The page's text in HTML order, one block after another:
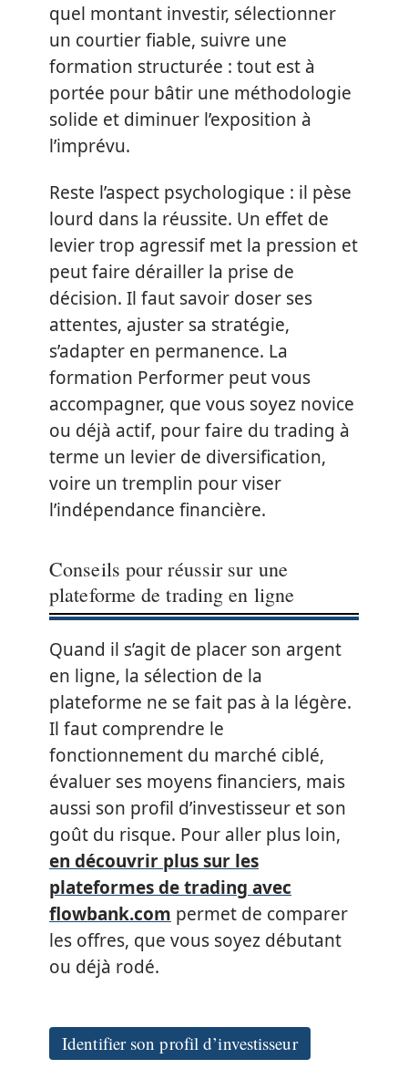
quel montant investir, sélectionner
un courtier fiable, suivre une
formation structurée : tout est à
portée pour bâtir une méthodologie
solide et diminuer l’exposition à
l’imprévu.
Reste l’aspect psychologique : il pèse
lourd dans la réussite. Un effet de
levier trop agressif met la pression et
peut faire dérailler la prise de
décision. Il faut savoir doser ses
attentes, ajuster sa stratégie,
s’adapter en permanence. La
formation Performer peut vous
accompagner, que vous soyez novice
ou déjà actif, pour faire du trading à
terme un levier de diversification,
voire un tremplin pour viser
l’indépendance financière.
Conseils pour réussir sur une
plateforme de trading en ligne
Quand il s’agit de placer son argent
en ligne, la sélection de la
plateforme ne se fait pas à la légère.
Il faut comprendre le
fonctionnement du marché ciblé,
évaluer ses moyens financiers, mais
aussi son profil d’investisseur et son
goût du risque. Pour aller plus loin,
en découvrir plus sur les
plateformes de trading avec
flowbank.com permet de comparer
les offres, que vous soyez débutant
ou déjà rodé.
Identifier son profil d’investisseur